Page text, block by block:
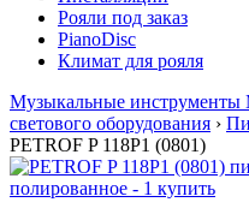
Рояли под заказ
PianoDisc
Климат для рояля
Музыкальные инструменты
светового оборудования ›
PETROF P 118P1 (0801)